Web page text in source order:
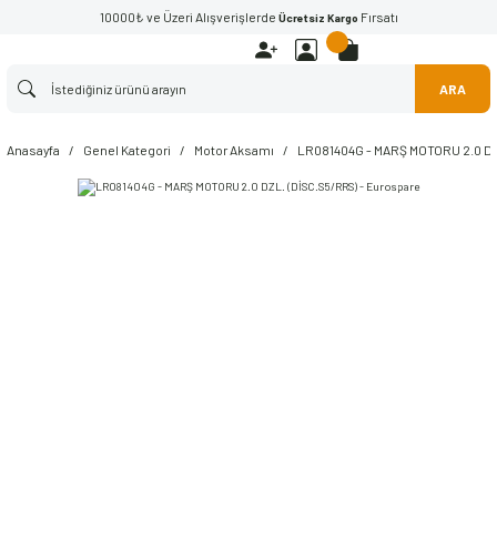
10000₺ ve Üzeri Alışverişlerde Ücretsiz Kargo Fırsatı
ARA
Anasayfa Genel Kategori Motor Aksamı LR081404G - MARŞ MOTORU 2.0